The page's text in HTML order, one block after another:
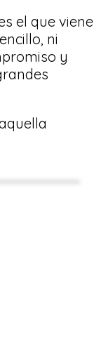
el que viene
ni
y